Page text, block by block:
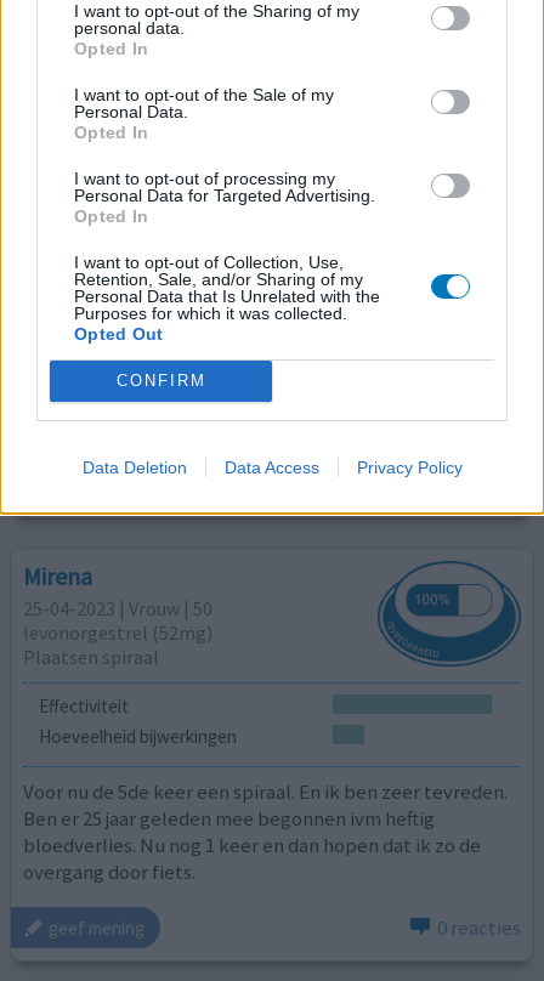
I want to opt-out of the Sharing of my
personal data.
Opted In
I want to opt-out of the Sale of my
Personal Data.
Opted In
I want to opt-out of processing my
Personal Data for Targeted Advertising.
Opted In
I want to opt-out of Collection, Use,
Retention, Sale, and/or Sharing of my
Personal Data that Is Unrelated with the
Purposes for which it was collected.
Opted Out
CONFIRM
Data Deletion Data Access Privacy Policy
Mirena
01-11-2023 | Vrouw | 35
Plaatsen spiraal
Hoeveelheid bijwerkingen
verhalen van iedereen. Nu heb ik al 20 jaar hevige
migraine aanvallen rond mijn menstruatie en met de pil
werd dit er niet beter op (bij doorslikken leken de
migraine aanvallen zelfs heftiger). Voorgenomen om toch
1x spiraaltje te proberen. Na 4 bevallingen nog bang
kunnen zijn voor zo'n ingreep...ik vond het gewoon
gên[lees meer...]
0 reacties
Mirena
25-04-2023 | Vrouw | 50
levonorgestrel (52mg)
Plaatsen spiraal
Effectiviteit
Hoeveelheid bijwerkingen
Voor nu de 5de keer een spiraal. En ik ben zeer tevreden.
Ben er 25 jaar geleden mee begonnen ivm heftig
bloedverlies. Nu nog 1 keer en dan hopen dat ik zo de
overgang door fiets.
geef mening 0 reacties